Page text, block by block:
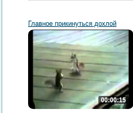
Главное прикинуться дохлой
00:00:15